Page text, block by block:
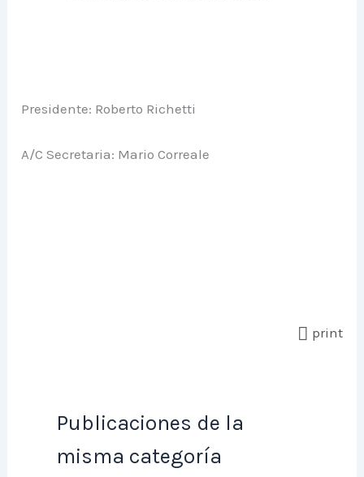
Presidente: Roberto Richetti
A/C Secretaria: Mario Correale
print
Publicaciones de la
misma categoría